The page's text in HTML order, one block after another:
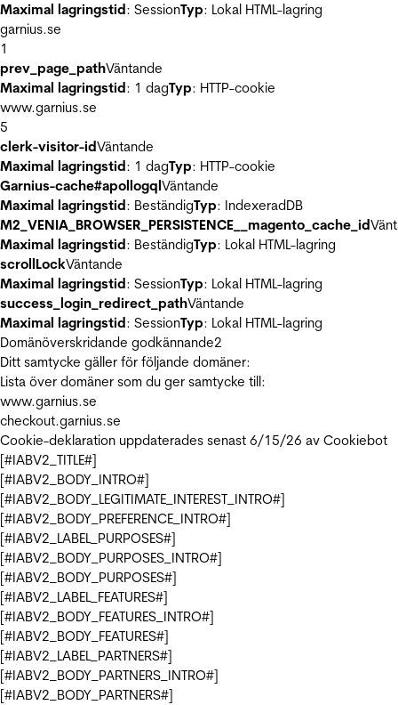
Maximal lagringstid: SessionTyp: Lokal HTML-lagring
garnius.se
1
prev_page_pathVäntande
Maximal lagringstid: 1 dagTyp: HTTP-cookie
www.garnius.se
5
clerk-visitor-idVäntande
Maximal lagringstid: 1 dagTyp: HTTP-cookie
Garnius-cache#apollogqlVäntande
Maximal lagringstid: BeständigTyp: IndexeradDB
M2_VENIA_BROWSER_PERSISTENCE__magento_cache_id
Maximal lagringstid: BeständigTyp: Lokal HTML-lagring
scrollLockVäntande
Maximal lagringstid: SessionTyp: Lokal HTML-lagring
success_login_redirect_pathVäntande
Maximal lagringstid: SessionTyp: Lokal HTML-lagring
Domänöverskridande godkännande2
Ditt samtycke gäller för följande domäner:
Lista över domäner som du ger samtycke till:
www.garnius.se
checkout.garnius.se
Cookie-deklaration uppdaterades senast 6/15/26 av Cookiebot
[#IABV2_TITLE#]
[#IABV2_BODY_INTRO#]
[#IABV2_BODY_LEGITIMATE_INTEREST_INTRO#]
[#IABV2_BODY_PREFERENCE_INTRO#]
[#IABV2_LABEL_PURPOSES#]
[#IABV2_BODY_PURPOSES_INTRO#]
[#IABV2_BODY_PURPOSES#]
[#IABV2_LABEL_FEATURES#]
[#IABV2_BODY_FEATURES_INTRO#]
[#IABV2_BODY_FEATURES#]
[#IABV2_LABEL_PARTNERS#]
[#IABV2_BODY_PARTNERS_INTRO#]
[#IABV2_BODY_PARTNERS#]